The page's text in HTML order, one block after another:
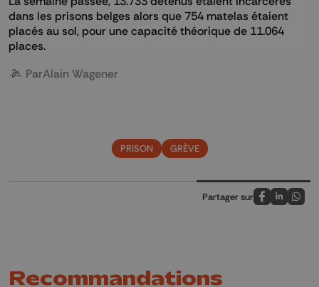
dans les prisons belges alors que 754 matelas étaient
placés au sol, pour une capacité théorique de 11.064
places.
ParAlain Wagener
PRISON GRÈVE
Partager sur
Partagez sur
Partagez
Recommandations